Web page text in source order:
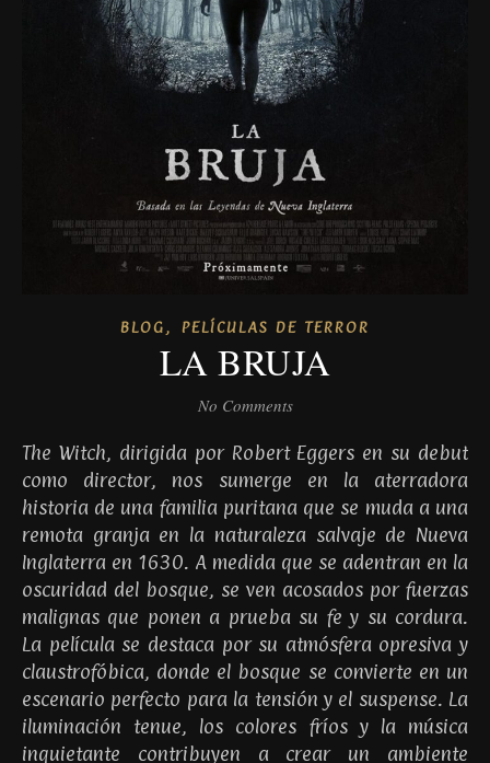
BLOG, PELÍCULAS DE TERROR
LA BRUJA
No Comments
The Witch, dirigida por Robert Eggers en su debut
como director, nos sumerge en la aterradora
historia de una familia puritana que se muda a una
remota granja en la naturaleza salvaje de Nueva
Inglaterra en 1630. A medida que se adentran en la
oscuridad del bosque, se ven acosados por fuerzas
malignas que ponen a prueba su fe y su cordura.
La película se destaca por su atmósfera opresiva y
claustrofóbica, donde el bosque se convierte en un
escenario perfecto para la tensión y el suspense. La
iluminación tenue, los colores fríos y la música
inquietante contribuyen a crear un ambiente